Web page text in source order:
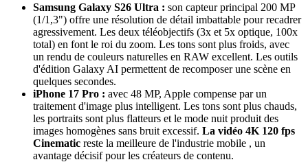
Samsung Galaxy S26 Ultra : son capteur principal 200 MP
(1/1,3") offre une résolution de détail imbattable pour recadrer
agressivement. Les deux téléobjectifs (3x et 5x optique, 100x
total) en font le roi du zoom. Les tons sont plus froids, avec
un rendu de couleurs naturelles en RAW excellent. Les outils
d'édition Galaxy AI permettent de recomposer une scène en
quelques secondes.
iPhone 17 Pro : avec 48 MP, Apple compense par un
traitement d'image plus intelligent. Les tons sont plus chauds,
les portraits sont plus flatteurs et le mode nuit produit des
images homogènes sans bruit excessif. La vidéo 4K 120 fps
Cinematic reste la meilleure de l'industrie mobile , un
avantage décisif pour les créateurs de contenu.